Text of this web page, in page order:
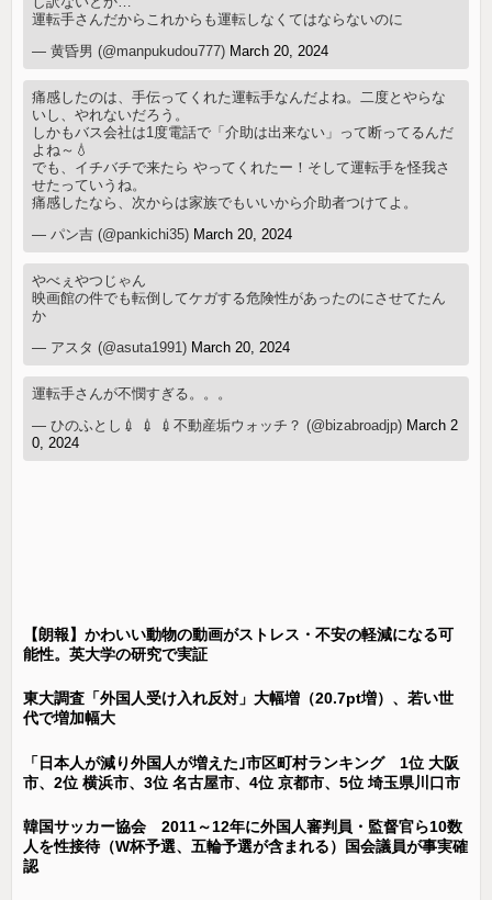
運転手さんだからこれからも運転しなくてはならないのに
— 黄昏男 (@manpukudou777) March 20, 2024
痛感したのは、手伝ってくれた運転手なんだよね。二度とやらな
いし、やれないだろう。
しかもバス会社は1度電話で「介助は出来ない」って断ってるんだ
よね～💧
でも、イチバチで来たら やってくれたー！そして運転手を怪我さ
せたっていうね。
痛感したなら、次からは家族でもいいから介助者つけてよ。
— パン吉 (@pankichi35) March 20, 2024
やべぇやつじゃん
映画館の件でも転倒してケガする危険性があったのにさせてたん
か
— アスタ (@asuta1991) March 20, 2024
運転手さんが不憫すぎる。。。
— ひのふとし💉 💉 💉不動産垢ウォッチ？ (@bizabroadjp) March 2
0, 2024
【朗報】かわいい動物の動画がストレス・不安の軽減になる可
能性。英大学の研究で実証
東大調査「外国人受け入れ反対」大幅増（20.7pt増）、若い世
代で増加幅大
「日本人が減り外国人が増えた｣市区町村ランキング 1位 大阪
市、2位 横浜市、3位 名古屋市、4位 京都市、5位 埼玉県川口市
韓国サッカー協会 2011～12年に外国人審判員・監督官ら10数
人を性接待（W杯予選、五輪予選が含まれる）国会議員が事実確
認